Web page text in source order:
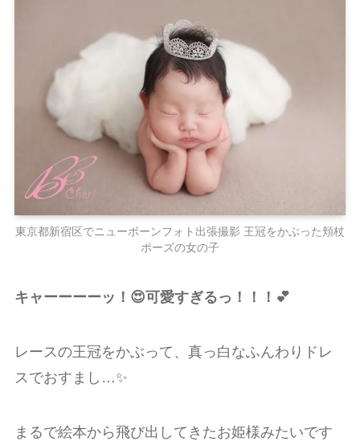
東京都新宿区でニューボーンフォト出張撮影 王冠をかぶった頬杖
ポーズの女の子
キャーーーーッ！😍可愛すぎるっ！！！💕
レースの王冠をかぶって、真っ白なふんわりドレ
スでおすまし…✨
まるで絵本から飛び出してきたお姫様みたいです